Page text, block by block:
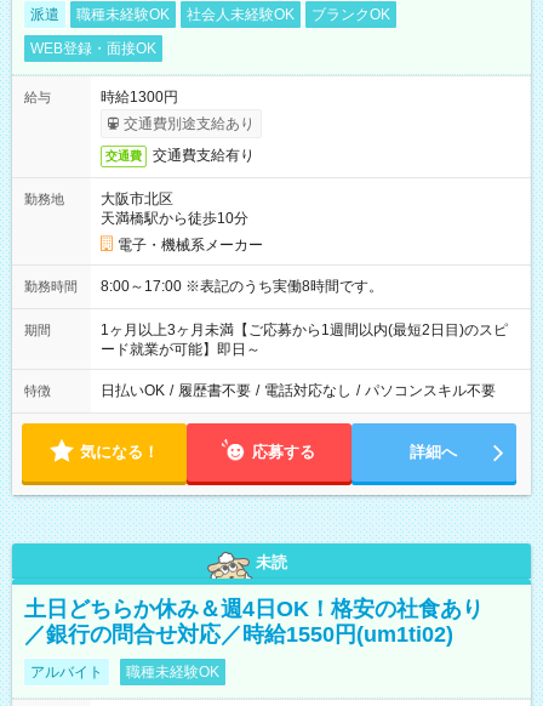
派遣 職種未経験OK 社会人未経験OK
ブランクOK
WEB登録・面接OK
給与
時給1300円
交通費別途支給あり
交通費 交通費支給有り
勤務地
大阪市北区
天満橋駅から徒歩10分
電子・機械系メーカー
勤務時間 8:00～17:00 ※表記のうち実働8時間です。
期間
1ヶ月以上3ヶ月未満【ご応募から1週間以内(最短2日目)のスピ
ード就業が可能】即日～
特徴 日払いOK / 履歴書不要 / 電話対応なし / パソコンスキル不要
気になる！ 応募する 詳細へ
未読
土日どちらか休み＆週4日OK！格安の社食あり
／銀行の問合せ対応／時給1550円(um1ti02)
アルバイト 職種未経験OK